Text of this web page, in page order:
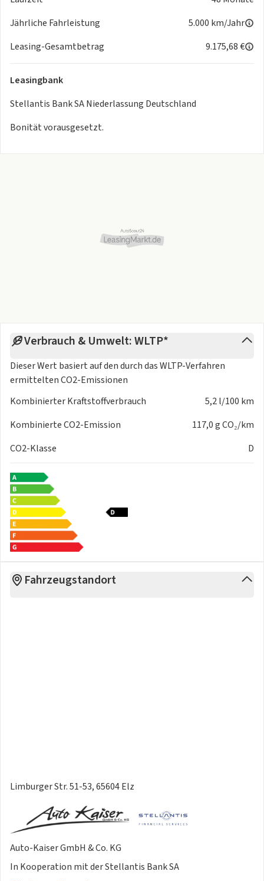
Jährliche Fahrleistung
5.000 km/Jahr
Leasing-Gesamtbetrag
9.175,68 €
Leasingbank
Stellantis Bank SA Niederlassung Deutschland
Bonität vorausgesetzt.
Verbrauch & Umwelt: WLTP*
Dieser Wert basiert auf den durch dasWLTP-Verfahren
ermittelten CO2-Emissionen
Kombinierter Kraftstoffverbrauch
5,2 l/100 km
Kombinierte CO2-Emission
117,0 g CO₂/km
CO2-Klasse
D
Fahrzeugstandort
Limburger Str. 51-53, 65604 Elz
Auto-Kaiser GmbH & Co. KG
In Kooperation mit der Stellantis Bank SA